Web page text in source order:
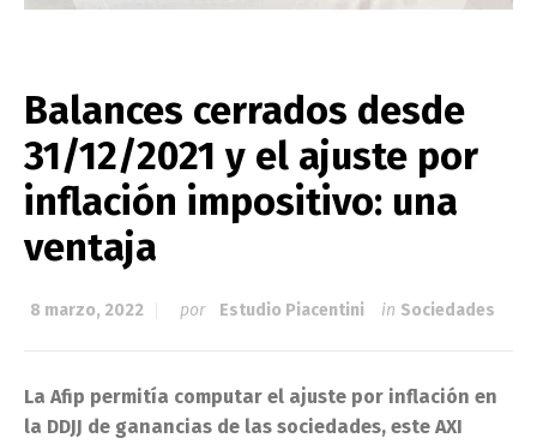
Balances cerrados desde
31/12/2021 y el ajuste por
inflación impositivo: una
ventaja
8 marzo, 2022 por Estudio Piacentini in Sociedades
La Afip permitía computar el ajuste por inflación en
la DDJJ de ganancias de las sociedades, este AXI